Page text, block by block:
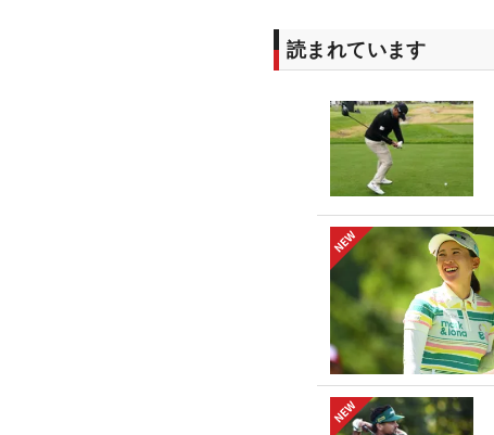
読まれています